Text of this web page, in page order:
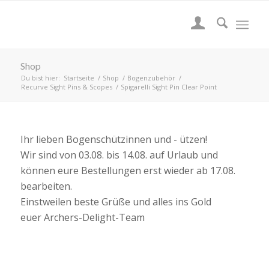
Shop
Du bist hier: Startseite / Shop / Bogenzubehör /
Recurve Sight Pins & Scopes / Spigarelli Sight Pin Clear Point
Ihr lieben Bogenschützinnen und - ützen!
Wir sind von 03.08. bis 14.08. auf Urlaub und
können eure Bestellungen erst wieder ab 17.08.
bearbeiten.
Einstweilen beste Grüße und alles ins Gold
euer Archers-Delight-Team